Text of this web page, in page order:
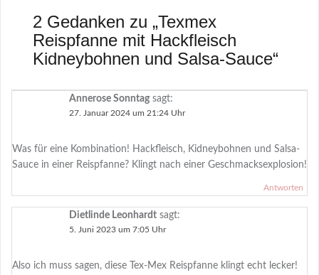
2 Gedanken zu „Texmex
Reispfanne mit Hackfleisch
Kidneybohnen und Salsa-Sauce“
Annerose Sonntag sagt:
27. Januar 2024 um 21:24 Uhr
Was für eine Kombination! Hackfleisch, Kidneybohnen und Salsa-
Sauce in einer Reispfanne? Klingt nach einer Geschmacksexplosion!
Antworten
Dietlinde Leonhardt sagt:
5. Juni 2023 um 7:05 Uhr
Also ich muss sagen, diese Tex-Mex Reispfanne klingt echt lecker!